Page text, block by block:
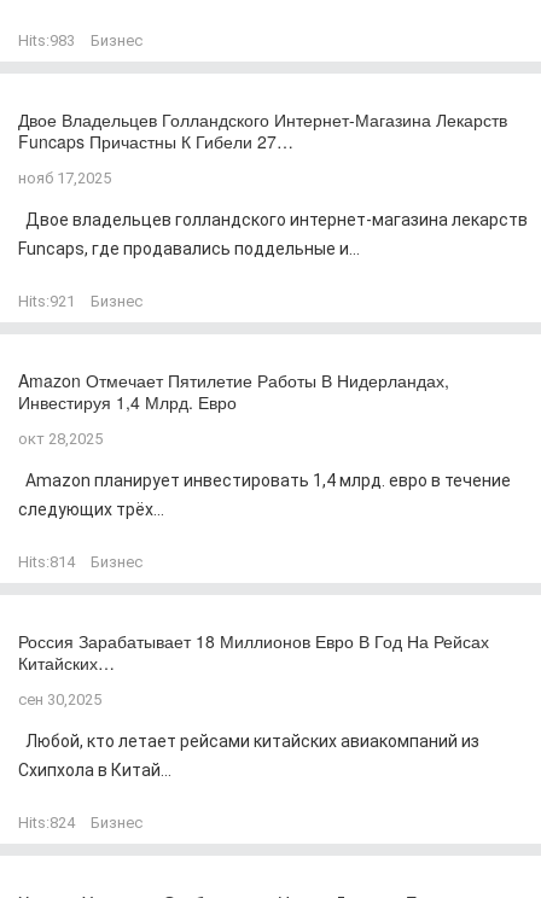
Hits:983 Бизнес
Двое Владельцев Голландского Интернет-Магазина Лекарств
Funcaps Причастны К Гибели 27…
нояб 17,2025
Двое владельцев голландского интернет-магазина лекарств
Funcaps, где продавались поддельные и...
Hits:921 Бизнес
Amazon Отмечает Пятилетие Работы В Нидерландах,
Инвестируя 1,4 Млрд. Евро
окт 28,2025
Amazon планирует инвестировать 1,4 млрд. евро в течение
следующих трёх...
Hits:814 Бизнес
Россия Зарабатывает 18 Миллионов Евро В Год На Рейсах
Китайских…
сен 30,2025
Любой, кто летает рейсами китайских авиакомпаний из
Схипхола в Китай...
Hits:824 Бизнес